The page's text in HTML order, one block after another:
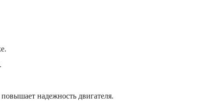
надежность двигателя.